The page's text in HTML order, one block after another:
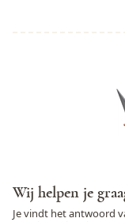
LET OP
Wij helpen je
Je vindt het antwoord